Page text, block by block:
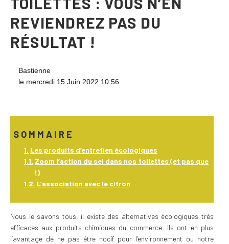
REVIENDREZ PAS DU
RÉSULTAT !
Bastienne
le mercredi 15 Juin 2022 10:56
SOMMAIRE
Les produits d’entretien écologiques
Zoom l’action du sel dans nos toilettes (et pas que
!)
L’association avec le citron
Nous le savons tous, il existe des alternatives écologiques très
efficaces aux produits chimiques du commerce. Ils ont en plus
l’avantage de ne pas être nocif pour l’environnement ou notre